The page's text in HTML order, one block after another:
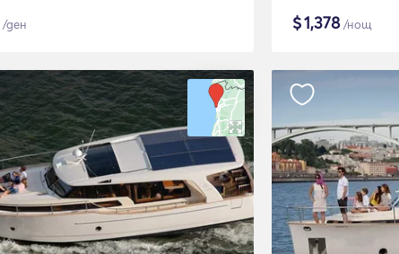
/ден $1,378/нощ